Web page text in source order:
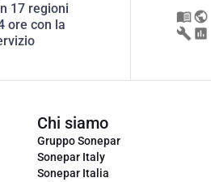
17 regioni
ore con la
Chi siamo
Gruppo Sonepar
Sonepar Italy
Sonepar Italia